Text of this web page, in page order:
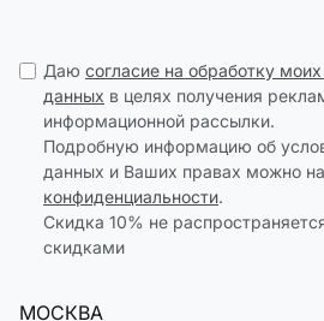
Даю согласие на обработку
данных в целях получения
информационной рассылки.
Подробную информацию об
данных и Ваших правах можно
конфиденциальности.
Скидка 10% не
скидками
МОСКВА